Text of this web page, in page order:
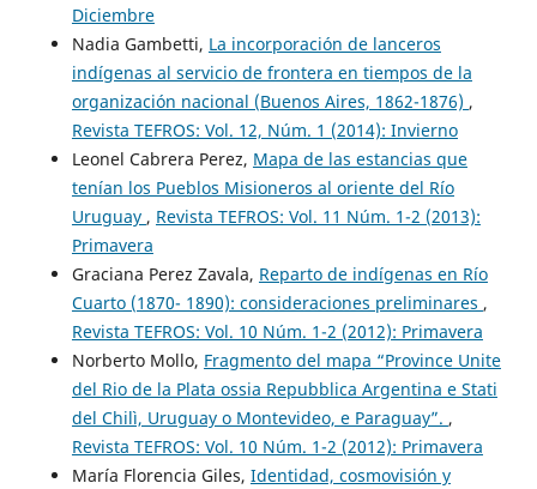
Diciembre
Nadia Gambetti, La incorporación de lanceros
indígenas al servicio de frontera en tiempos de la
organización nacional (Buenos Aires, 1862-1876) ,
Revista TEFROS: Vol. 12, Núm. 1 (2014): Invierno
Leonel Cabrera Perez, Mapa de las estancias que
tenían los Pueblos Misioneros al oriente del Río
Uruguay , Revista TEFROS: Vol. 11 Núm. 1-2 (2013):
Primavera
Graciana Perez Zavala, Reparto de indígenas en Río
Cuarto (1870- 1890): consideraciones preliminares ,
Revista TEFROS: Vol. 10 Núm. 1-2 (2012): Primavera
Norberto Mollo, Fragmento del mapa “Province Unite
del Rio de la Plata ossia Repubblica Argentina e Stati
del Chilì, Uruguay o Montevideo, e Paraguay”. ,
Revista TEFROS: Vol. 10 Núm. 1-2 (2012): Primavera
María Florencia Giles, Identidad, cosmovisión y